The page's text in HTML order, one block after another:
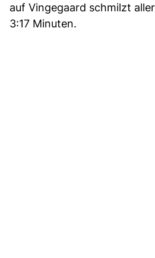
auf Vingegaard schmilzt
3:17 Minuten.